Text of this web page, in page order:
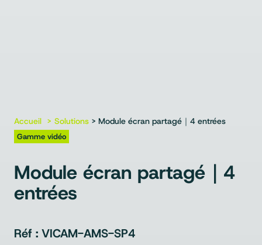
Accueil Solutions > Module écran partagé｜4 entrées
Gamme vidéo
Module écran partagé｜4
entrées
VICAM-AMS-SP4